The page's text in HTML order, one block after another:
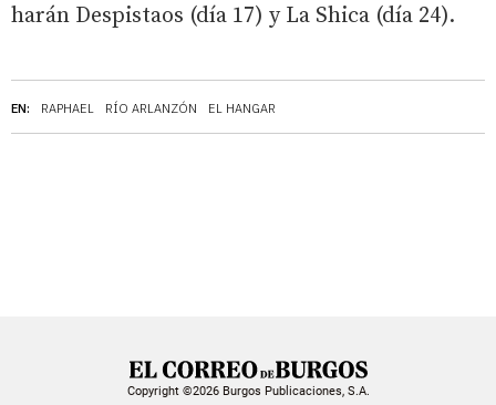
EN: RAPHAEL RÍO ARLANZÓN EL HANGAR
harán Despistaos (día 17) y La Shica (día 24).
Copyright ©2026 Burgos Publicaciones, S.A.